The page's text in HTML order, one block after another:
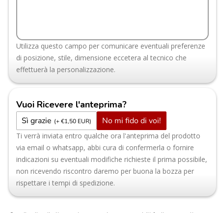
Utilizza questo campo per comunicare eventuali preferenze
di posizione, stile, dimensione eccetera al tecnico che
effettuerà la personalizzazione.
Vuoi Ricevere l'anteprima?
Sì grazie (+ €1,50 EUR) No mi fido di voi!
Ti verrà inviata entro qualche ora l'anteprima del prodotto
via email o whatsapp, abbi cura di confermerla o fornire
indicazioni su eventuali modifiche richieste il prima possibile,
non ricevendo riscontro daremo per buona la bozza per
rispettare i tempi di spedizione.